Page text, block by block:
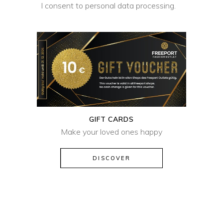
I consent to personal data processing.
GIFT CARDS
Make your loved ones happy
DISCOVER